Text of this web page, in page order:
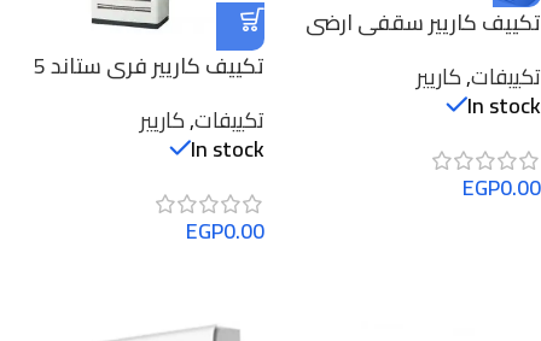
تكييف كاريير سقفى ارضى
53QFLT30N-708
تكييفات,كاريير
In stock
EGP0.00
تكييف كاريير فرى ستاند 5
53QFLT36N-708
تكييفات,كاريير
In stock
EGP0.00